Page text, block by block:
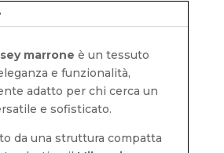
marrone è un tessuto
e funzionalità,
adatto per chi cerca un
e sofisticato.
da una struttura compatta